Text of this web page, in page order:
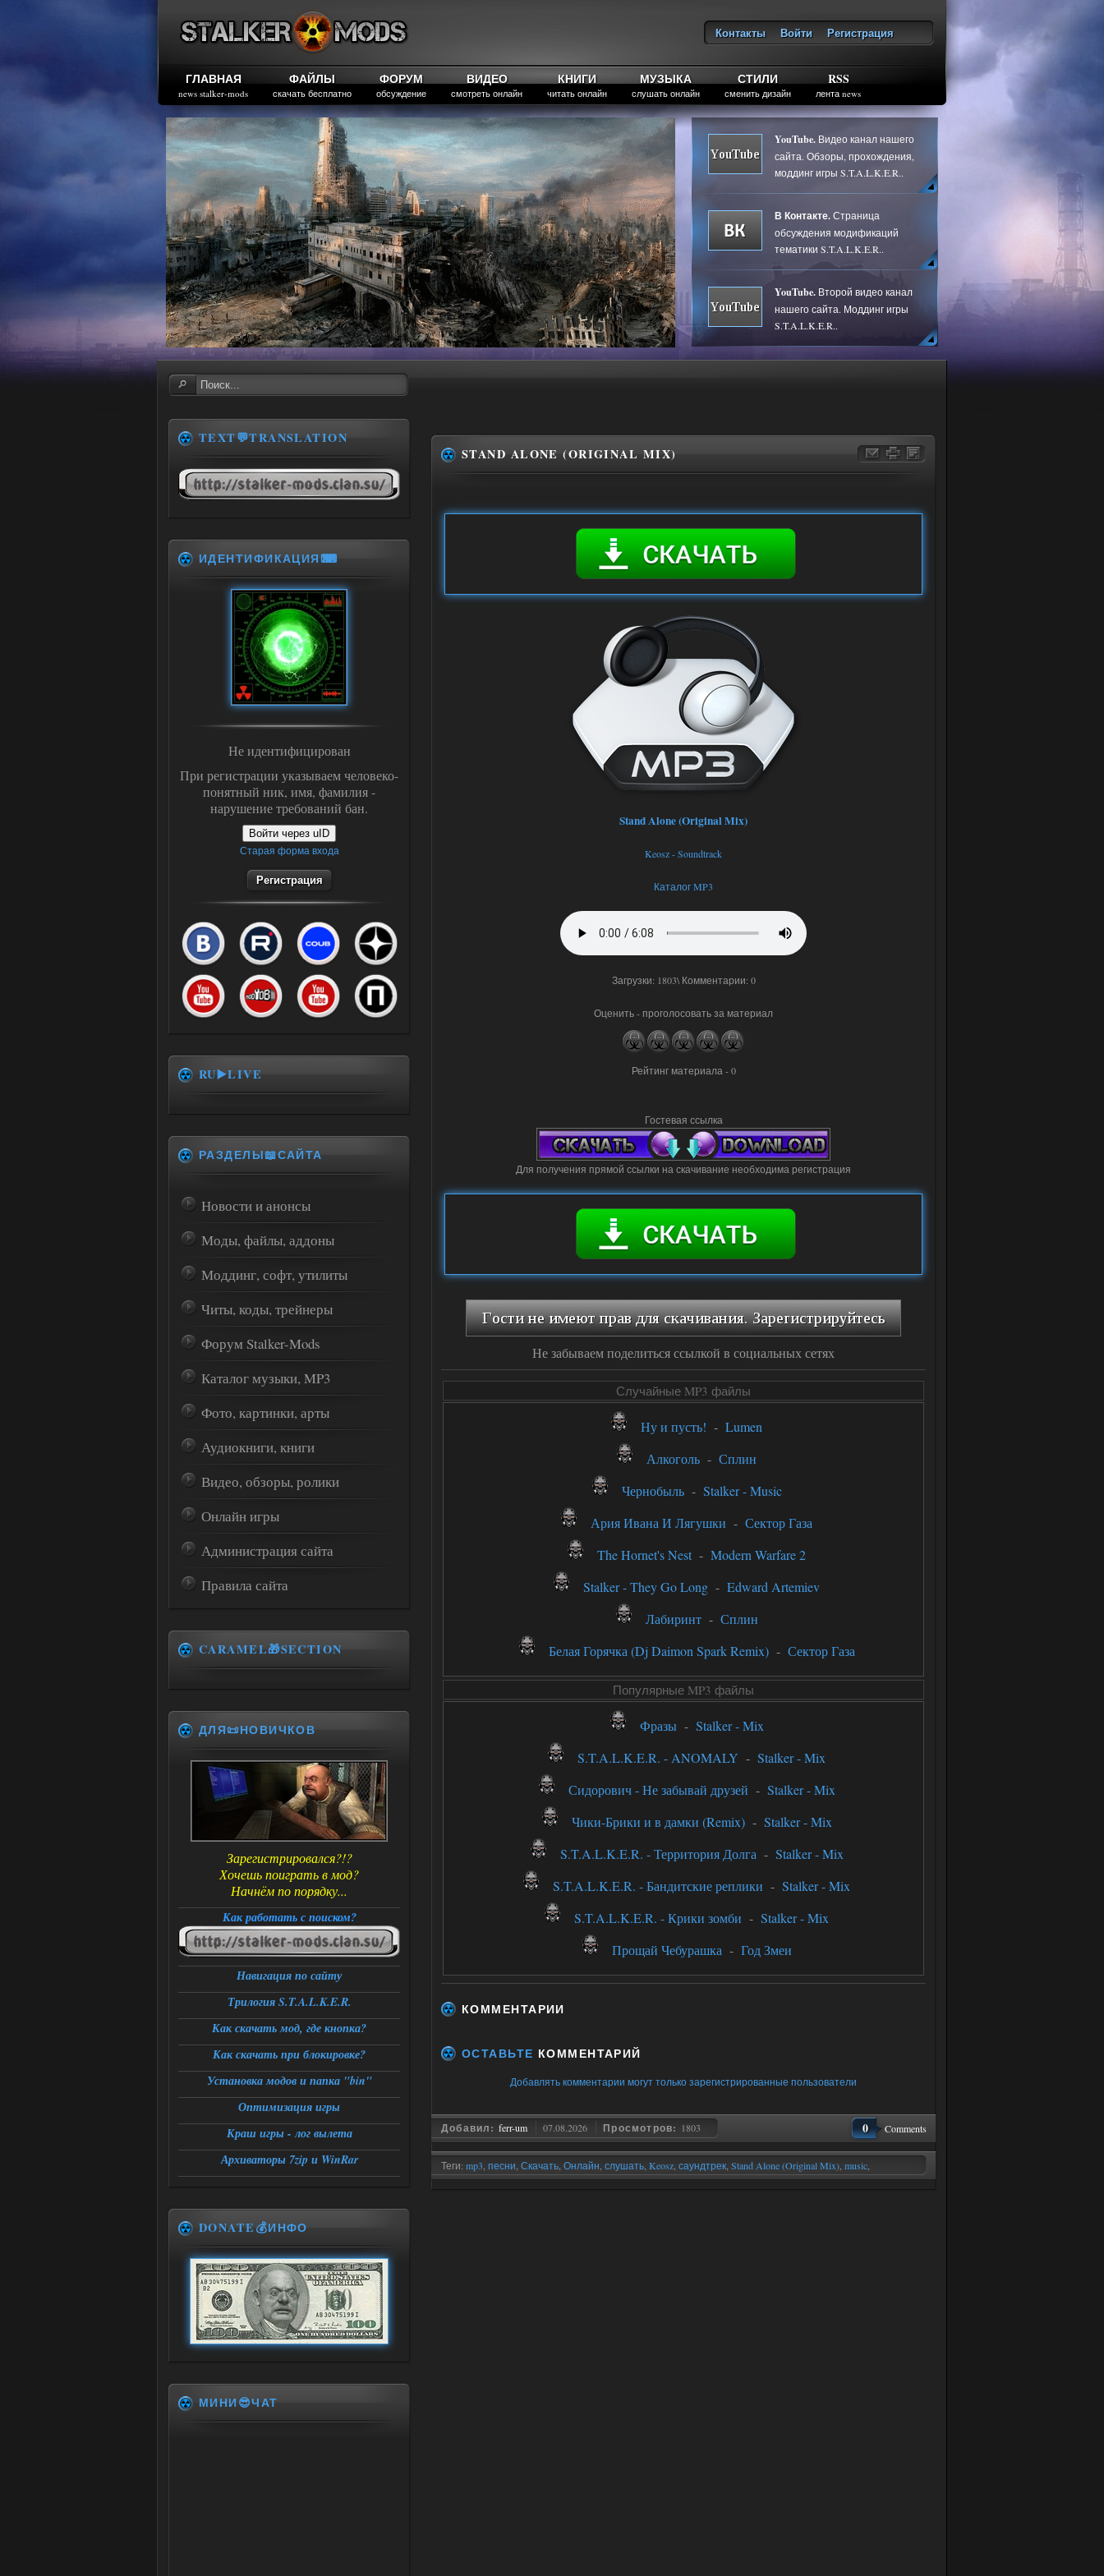
Контакты Войти
Регистрация
ГЛАВНАЯ
news stalker-mods
ФАЙЛЫ
скачать бесплатно
ФОРУМ
обсуждение
ВИДЕО
смотреть онлайн
КНИГИ
читать онлайн
МУЗЫКА
слушать онлайн
СТИЛИ
сменить дизайн
RSS
лента news
YouTube. Видео канал нашего
сайта. Обзоры, прохождения,
моддинг игры S.T.A.L.K.E.R..
В Контакте.Страница
обсуждения модификаций
тематики S.T.A.L.K.E.R..
YouTube. Второй видео канал
нашего сайта. Моддинг игры
S.T.A.L.K.E.R..
STAND ALONE (ORIGINAL MIX)
Stand Alone (Original Mix)
Keosz - Soundtrack
Каталог MP3
Загрузки: 1803\ Комментарии: 0
Оценить - проголосовать за материал
Рейтинг материала - 0
Гостевая ссылка
Для получения прямой ссылки на скачивание необходима регистрация
Не забываем поделиться ссылкой в социальных сетях
Случайные MP3 файлы
Ну и пусть! - Lumen
Алкоголь - Сплин
Чернобыль- Stalker - Music
Ария Ивана И Лягушки - Сектор Газа
The Hornet's Nest - Modern Warfare 2
Stalker - They Go Long - Edward Artemiev
Лабиринт- Сплин
Белая Горячка (Dj Daimon Spark Remix)- Сектор Газа
Популярные MP3 файлы
Фразы- Stalker - Mix
S.T.A.L.K.E.R. - ANOMALY - Stalker - Mix
Сидорович - Не забывай друзей - Stalker - Mix
Чики-Брики и в дамки (Remix)- Stalker - Mix
S.T.A.L.K.E.R. - Территория Долга - Stalker - Mix
S.T.A.L.K.E.R. - Бандитские реплики - Stalker - Mix
S.T.A.L.K.E.R. - Крики зомби - Stalker - Mix
Прощай Чебурашка - Год Змеи
КОММЕНТАРИИ
ОСТАВЬТЕ КОММЕНТАРИЙ
Добавлять комментарии могут только зарегистрированные пользователи
Добавил: ferr-um 07.08.2026 Просмотров: 1803 0 Comments
Теги: mp3 песни Скачать Онлайн слушать Keosz саундтрек Stand Alone (Original Mix) music
TEXT💬TRANSLATION
ИДЕНТИФИКАЦИЯ⌨
Не идентифицирован
При регистрации указываем человеко-
понятный ник, имя, фамилия -
нарушение требований бан.
Войти через uID
Старая форма входа
Регистрация
RU▶️LIVE
РАЗДЕЛЫ📖САЙТА
Новости и анонсы
Моды, файлы, аддоны
Моддинг, софт, утилиты
Читы, коды, трейнеры
Форум Stalker-Mods
Каталог музыки, MP3
Фото, картинки, арты
Аудиокниги, книги
Видео, обзоры, ролики
Онлайн игры
Администрация сайта
Правила сайта
CARAMEL🎁SECTION
ДЛЯ📜НОВИЧКОВ
Зарегистрировался?!?
Хочешь поиграть в мод?
Начнём по порядку...
Как работать с поиском?
Навигация по сайту
Трилогия S.T.A.L.K.E.R.
Как скачать мод, где кнопка?
Как скачать при блокировке?
Установка модов и папка "bin"
Оптимизация игры
Краш игры - лог вылета
Архиваторы 7zip и WinRar
DONATE💰ИНФО
МИНИ😎ЧАТ